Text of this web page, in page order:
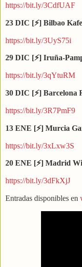
https://bit.ly/3CdfUAF
23 DIC [⚡] Bilbao
https://bit.ly/3UyS75i
29 DIC [⚡] Iruña-
https://bit.ly/3qYtuRM
30 DIC [⚡] Barcelona
https://bit.ly/3R7PmF9
13 ENE [⚡] Murcia
https://bit.ly/3xLxw3S
20 ENE [⚡] Madrid
https://bit.ly/3dFkXjJ
Entradas disponibles en